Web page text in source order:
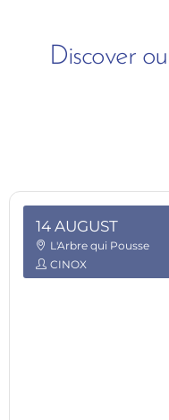
Discover
14 AUGUST
L'Arbre qui Pousse
CINOX